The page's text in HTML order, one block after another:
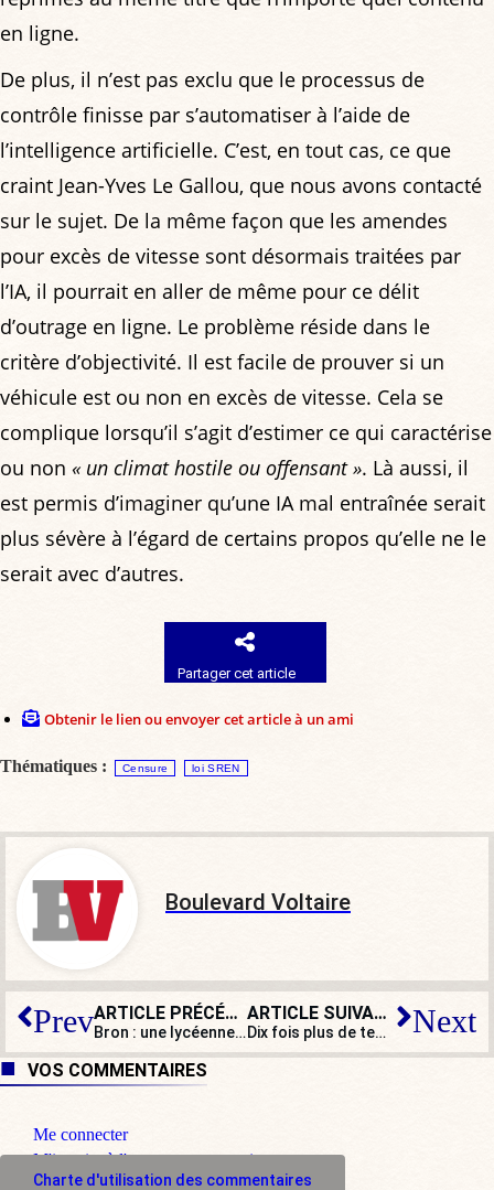
en ligne.
De plus, il n’est pas exclu que le processus de
contrôle finisse par s’automatiser à l’aide de
l’intelligence artificielle. C’est, en tout cas, ce que
craint Jean-Yves Le Gallou, que nous avons contacté
sur le sujet. De la même façon que les amendes
pour excès de vitesse sont désormais traitées par
l’IA, il pourrait en aller de même pour ce délit
d’outrage en ligne. Le problème réside dans le
critère d’objectivité. Il est facile de prouver si un
véhicule est ou non en excès de vitesse. Cela se
complique lorsqu’il s’agit d’estimer ce qui caractérise
ou non « un climat hostile ou offensant ». Là aussi, il
est permis d’imaginer qu’une IA mal entraînée serait
plus sévère à l’égard de certains propos qu’elle ne le
serait avec d’autres.
Partager cet article
Obtenir le lien ou envoyer cet article à un ami
Thématiques : Censure loi SREN
Boulevard Voltaire
Prev ARTICLE PRÉCÉDENT
Bron : une lycéenne victime d’un viol collectif, sept mineurs écroués
ARTICLE SUIVANT
Dix fois plus de temps passé sur les écrans qu’à lire un livre : cette inquiétante étude du CNL Next
VOS COMMENTAIRES
Me connecter
M'inscrire à l'espace commentaire
Charte d'utilisation des commentaires